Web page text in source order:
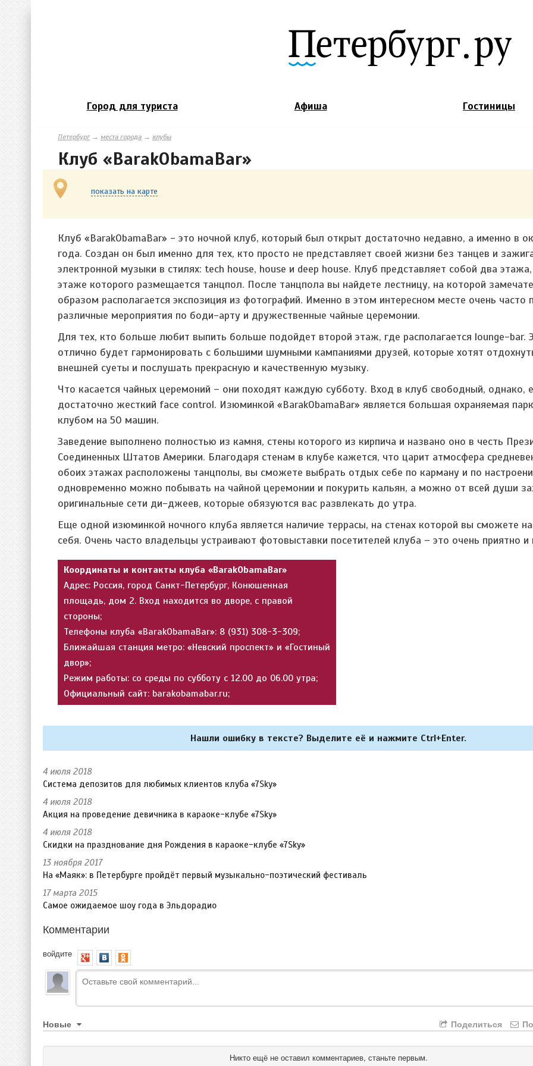
Город для туриста Афиша Гостиницы
Петербург→ места города → клубы
Клуб «BarakObamaBar»
показать на карте
Клуб «BarakObamaBar» - это ночной клуб, который был открыт достаточно недавно, а именно в
года. Создан он был именно для тех, кто просто не представляет своей жизни без танцев и
электронной музыки в стилях: tech house, house и deep house. Клуб представляет собой два
этаже которого размещается танцпол. После танцпола вы найдете лестницу, на которой
образом располагается экспозиция из фотографий. Именно в этом интересном месте очень часто
различные мероприятия по боди-арту и дружественные чайные церемонии.
Для тех, кто больше любит выпить больше подойдет второй этаж, где располагается lounge-bar.
отлично будет гармонировать с большими шумными кампаниями друзей, которые хотят
внешней суеты и послушать прекрасную и качественную музыку.
Что касается чайных церемоний – они походят каждую субботу. Вход в клуб свободный, однако,
достаточно жесткий face control. Изюминкой «BarakObamaBar» является большая охраняемая
клубом на 50 машин.
Заведение выполнено полностью из камня, стены которого из кирпича и названо оно в честь
Соединенных Штатов Америки. Благодаря стенам в клубе кажется, что царит атмосфера
обоих этажах расположены танцполы, вы сможете выбрать отдых себе по карману и по
одновременно можно побывать на чайной церемонии и покурить кальян, а можно от всей души
оригинальные сети ди-джеев, которые обязуются вас развлекать до утра.
Еще одной изюминкой ночного клуба является наличие террасы, на стенах которой вы сможете
себя. Очень часто владельцы устраивают фотовыставки посетителей клуба – это очень приятно и
Координаты и контакты клуба «BarakObamaBar»
Адрес: Россия, город Санкт-Петербург, Конюшенная
площадь, дом 2. Вход находится во дворе, с правой
стороны;
Телефоны клуба «BarakObamaBar»: 8 (931) 308-3-309;
Ближайшая станция метро: «Невский проспект» и «Гостиный
двор»;
Режим работы: со среды по субботу с 12.00 до 06.00 утра;
Официальный сайт: barakobamabar.ru;
Нашли ошибку в тексте? Выделите её и нажмите Ctrl+Enter.
4 июля 2018
Система депозитов для любимых клиентов клуба «7Sky»
4 июля 2018
Акция на проведение девичника в караоке-клубе «7Sky»
4 июля 2018
Скидки на празднование дня Рождения в караоке-клубе «7Sky»
13 ноября 2017
На «Маяк»: в Петербурге пройдёт первый музыкально-поэтический фестиваль
17 марта 2015
Самое ожидаемое шоу года в Эльдорадио
Комментарии
войдите
Новые Поделиться
Никто ещё не оставил комментариев, станьте первым.